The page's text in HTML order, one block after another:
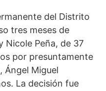
del Distrito
tres meses de
Nicole Peña, de 37
por presuntamente
Ángel Miguel
La decisión fue